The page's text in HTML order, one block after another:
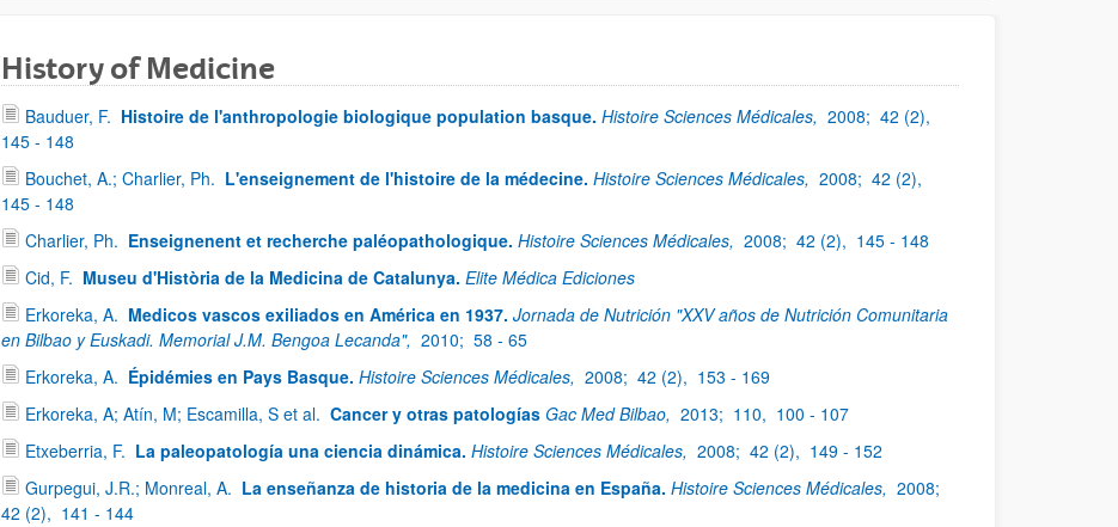
History of Medicine
Bauduer, F. Histoire de l'anthropologie biologique population basque. Histoire Sciences Médicales, 2008; 42 (2),
145 - 148
Bouchet, A.; Charlier, Ph. L'enseignement de l'histoire de la médecine. Histoire Sciences Médicales, 2008; 42 (2),
145 - 148
Charlier, Ph. Enseignenent et recherche paléopathologique. Histoire Sciences Médicales, 2008; 42 (2), 145 - 148
Cid, F. Museu d'Història de la Medicina de Catalunya. Elite Médica Ediciones
Erkoreka, A. Medicos vascos exiliados en América en 1937. Jornada de Nutrición "XXV años de Nutrición Comunitaria
en Bilbao y Euskadi. Memorial J.M. Bengoa Lecanda", 2010; 58 - 65
Erkoreka, A. Épidémies en Pays Basque. Histoire Sciences Médicales, 2008; 42 (2), 153 - 169
Erkoreka, A; Atín, M; Escamilla, S et al. Cancer y otras patologías Gac Med Bilbao, 2013; 110, 100 - 107
Etxeberria, F. La paleopatología una ciencia dinámica. Histoire Sciences Médicales, 2008; 42 (2), 149 - 152
Gurpegui, J.R.; Monreal, A. La enseñanza de historia de la medicina en España. Histoire Sciences Médicales, 2008;
42 (2), 141 - 144